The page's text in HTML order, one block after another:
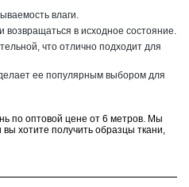
влаги.
возвращаться в исходное состояние.
что отлично подходит для
делает ее популярным выбором для
по оптовой цене от 6 метров. Мы
хотите получить образцы ткани,